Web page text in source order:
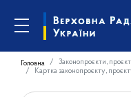
Головна Законопроєкти,
Картка законопроєкту,